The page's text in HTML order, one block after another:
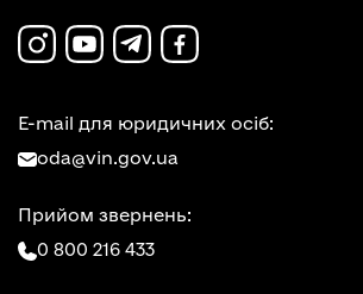
E-mail для юридичних осіб:
oda@vin.gov.ua
Прийом звернень:
0 800 216 433